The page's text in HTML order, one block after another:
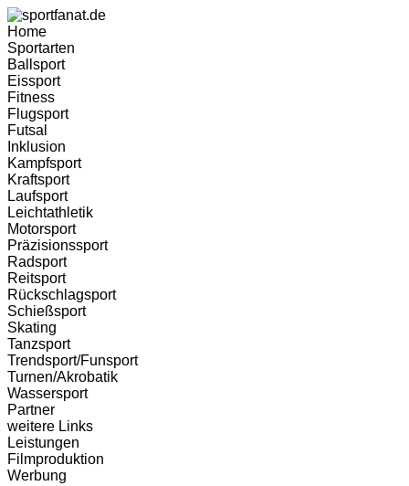
Home
Sportarten
Ballsport
Eissport
Fitness
Flugsport
Futsal
Inklusion
Kampfsport
Kraftsport
Laufsport
Leichtathletik
Motorsport
Präzisionssport
Radsport
Reitsport
Rückschlagsport
Schießsport
Skating
Tanzsport
Trendsport/Funsport
Turnen/Akrobatik
Wassersport
Partner
weitere Links
Leistungen
Filmproduktion
Werbung